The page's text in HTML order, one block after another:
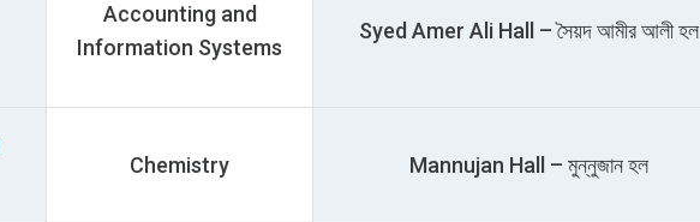
Accounting and
Information Systems
Syed Amer Ali Hall – সৈয়দ আমীর আলী হল
Chemistry Mannujan Hall – মুন্নুজান হল